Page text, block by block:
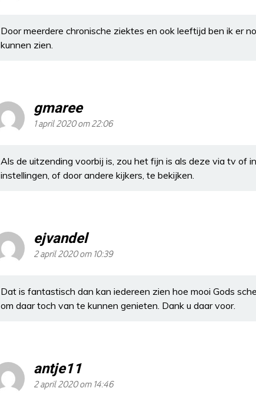
Door meerdere chronische ziektes en ook leeftijd ben ik er
kunnen zien.
gmaree
1 april 2020 om 22:06
Als de uitzending voorbij is, zou het fijn is als deze via tv of
instellingen, of door andere kijkers, te bekijken.
ejvandel
2 april 2020 om 10:39
Dat is fantastisch dan kan iedereen zien hoe mooi Gods
om daar toch van te kunnen genieten. Dank u daar voor.
antje11
2 april 2020 om 14:46